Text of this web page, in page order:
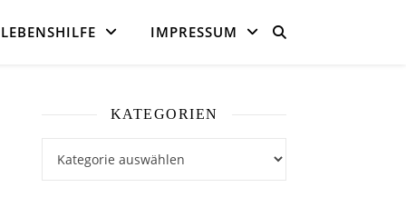
LEBENSHILFE IMPRESSUM
KATEGORIEN